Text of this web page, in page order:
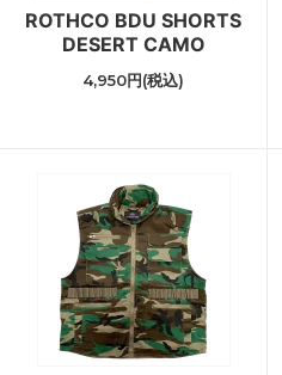
ROTHCO BDU SHORTS
DESERT CAMO
4,950円(税込)